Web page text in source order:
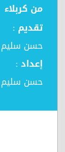
من كربلاء
تقديم :
حسن سليم
إعداد :
حسن سليم